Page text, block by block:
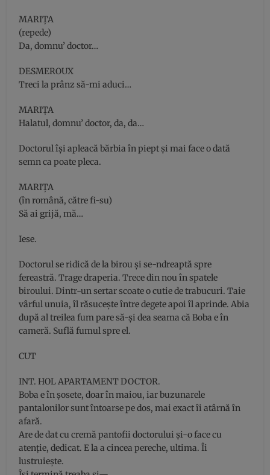
MARIŢA
(repede)
Da, domnu’ doctor…
DESMEROUX
Treci la prânz să-mi aduci…
MARIŢA
Halatul, domnu’ doctor, da, da…
Doctorul îşi apleacă bărbia în piept şi mai face o dată
semn ca poate pleca.
MARIŢA
(în română, către fi-su)
Să ai grijă, mă…
Iese.
Doctorul se ridică de la birou şi se-ndreaptă spre
fereastră. Trage draperia. Trece din nou în spatele
biroului. Dintr-un sertar scoate o cutie de trabucuri. Taie
vârful unuia, îl răsuceşte între degete apoi îl aprinde. Abia
după al treilea fum pare să-şi dea seama că Boba e în
cameră. Suflă fumul spre el.
CUT
INT. HOL APARTAMENT DOCTOR.
Boba e în şosete, doar în maiou, iar buzunarele
pantalonilor sunt întoarse pe dos, mai exact îi atârnă în
afară.
Are de dat cu cremă pantofii doctorului şi-o face cu
atenţie, dedicat. E la a cincea pereche, ultima. Îi
lustruieşte.